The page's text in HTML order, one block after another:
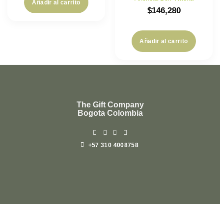
Añadir al carrito
$146,280
Añadir al carrito
The Gift Company
Bogota Colombia
+57 310 4008758